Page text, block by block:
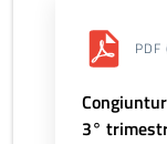
PDF
3°